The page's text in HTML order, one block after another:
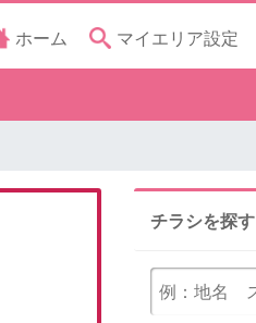
ホーム マイエリア設定
チラシを探す